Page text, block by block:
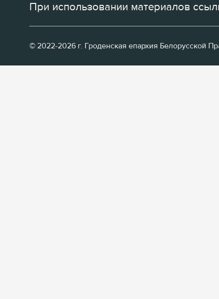
При использовании материалов
© 2022-2026 г. Гроденская епархия Белорусской